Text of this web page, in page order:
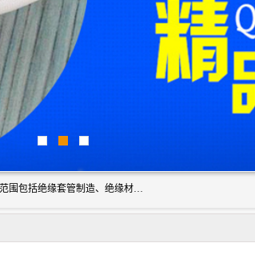
常州市国枫绝缘材料有限公司成立于2012年，注册地位于常州市金坛区直溪镇，经营范围包括绝缘套管制造、绝缘材料的销售；专业生产各种：黄腊管、自熄管、硅胶管、定纹管，厂价直销。